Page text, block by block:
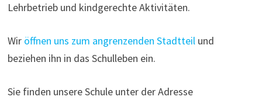
Lehrbetrieb und kindgerechte Aktivitäten.
Wir öffnen uns zum angrenzenden Stadtteilund
beziehen ihn in das Schulleben ein.
Sie finden unsere Schule unter der Adresse